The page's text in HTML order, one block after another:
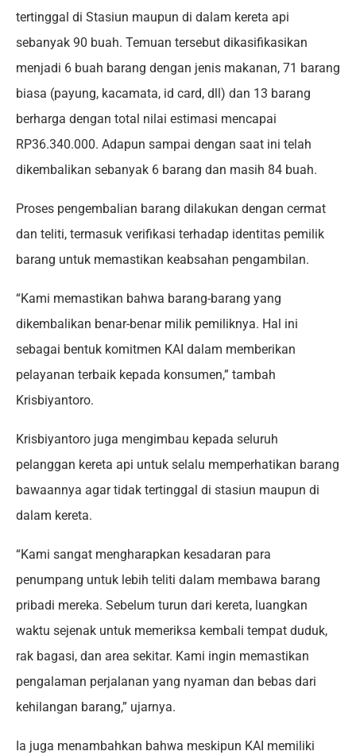
tertinggal di Stasiun maupun di dalam kereta api
sebanyak 90 buah. Temuan tersebut dikasifikasikan
menjadi 6 buah barang dengan jenis makanan, 71 barang
biasa (payung, kacamata, id card, dll) dan 13 barang
berharga dengan total nilai estimasi mencapai
RP36.340.000. Adapun sampai dengan saat ini telah
dikembalikan sebanyak 6 barang dan masih 84 buah.
Proses pengembalian barang dilakukan dengan cermat
dan teliti, termasuk verifikasi terhadap identitas pemilik
barang untuk memastikan keabsahan pengambilan.
“Kami memastikan bahwa barang-barang yang
dikembalikan benar-benar milik pemiliknya. Hal ini
sebagai bentuk komitmen KAI dalam memberikan
pelayanan terbaik kepada konsumen,” tambah
Krisbiyantoro.
Krisbiyantoro juga mengimbau kepada seluruh
pelanggan kereta api untuk selalu memperhatikan barang
bawaannya agar tidak tertinggal di stasiun maupun di
dalam kereta.
“Kami sangat mengharapkan kesadaran para
penumpang untuk lebih teliti dalam membawa barang
pribadi mereka. Sebelum turun dari kereta, luangkan
waktu sejenak untuk memeriksa kembali tempat duduk,
rak bagasi, dan area sekitar. Kami ingin memastikan
pengalaman perjalanan yang nyaman dan bebas dari
kehilangan barang,” ujarnya.
Ia juga menambahkan bahwa meskipun KAI memiliki